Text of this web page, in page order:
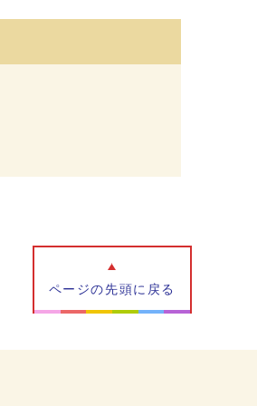
ページの先頭に戻る